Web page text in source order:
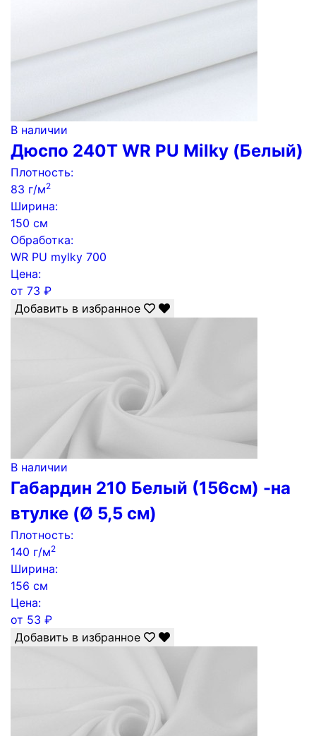
В наличии
Дюспо 240Т WR PU Milky (Белый)
Плотность:
83 г/м2
Ширина:
150 см
Обработка:
WR PU mylky 700
Цена:
от 73 ₽
Добавить в избранное
В наличии
Габардин 210 Белый (156см) -на
втулке (Ø 5,5 см)
Плотность:
140 г/м2
Ширина:
156 см
Цена:
от 53 ₽
Добавить в избранное